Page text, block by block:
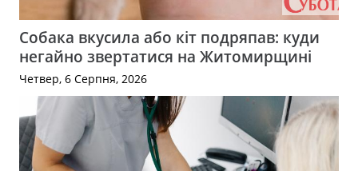
Собака вкусила або кіт подряпав: куди
негайно звертатися на Житомирщині
Четвер, 6 Серпня, 2026